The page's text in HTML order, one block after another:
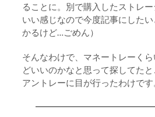
ることに。別で購入したストレ
いい感じなので今度記事にした
かるけど…ごめん）
そんなわけで、マネートレーく
どいいのかなと思って探してた
アントレーに目が行ったわけです